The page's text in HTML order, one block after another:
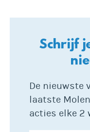
Schrijf
De nieuwste
laatste
acties elke 2